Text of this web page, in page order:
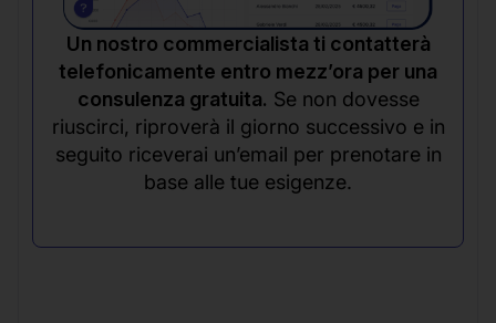
Un nostro commercialista ti contatterà
telefonicamente entro mezz’ora per una
consulenza gratuita. Se non dovesse
riuscirci, riproverà il giorno successivo e in
seguito riceverai un’email per prenotare in
base alle tue esigenze.